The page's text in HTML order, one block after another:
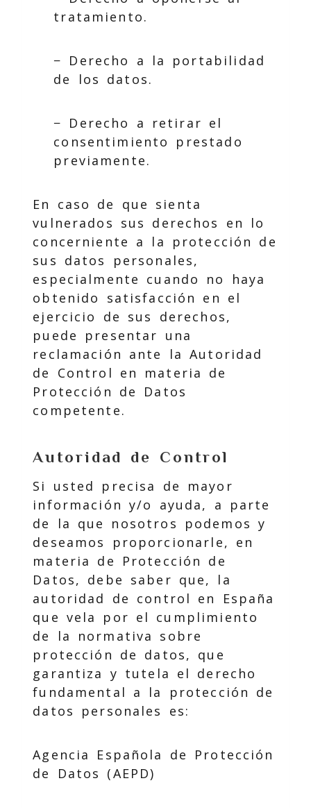
tratamiento.
− Derecho a la portabilidad
de los datos.
− Derecho a retirar el
consentimiento prestado
previamente.
En caso de que sienta
vulnerados sus derechos en lo
concerniente a la protección de
sus datos personales,
especialmente cuando no haya
obtenido satisfacción en el
ejercicio de sus derechos,
puede presentar una
reclamación ante la Autoridad
de Control en materia de
Protección de Datos
competente.
Autoridad de Control
Si usted precisa de mayor
información y/o ayuda, a parte
de la que nosotros podemos y
deseamos proporcionarle, en
materia de Protección de
Datos, debe saber que, la
autoridad de control en España
que vela por el cumplimiento
de la normativa sobre
protección de datos, que
garantiza y tutela el derecho
fundamental a la protección de
datos personales es:
Agencia Española de Protección
de Datos (AEPD)